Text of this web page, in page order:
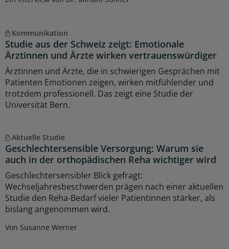
Kommunikation
Studie aus der Schweiz zeigt: Emotionale
Ärztinnen und Ärzte wirken vertrauenswürdiger
Ärztinnen und Ärzte, die in schwierigen Gesprächen mit
Patienten Emotionen zeigen, wirken mitfühlender und
trotzdem professionell. Das zeigt eine Studie der
Universität Bern.
Aktuelle Studie
Geschlechtersensible Versorgung: Warum sie
auch in der orthopädischen Reha wichtiger wird
Geschlechtersensibler Blick gefragt:
Wechseljahresbeschwerden prägen nach einer aktuellen
Studie den Reha-Bedarf vieler Patientinnen stärker, als
bislang angenommen wird.
Von Susanne Werner